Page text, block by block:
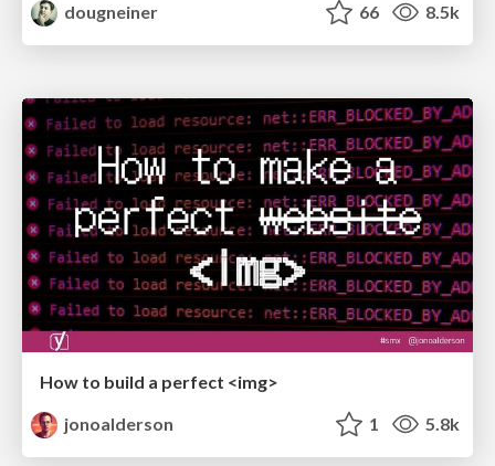
dougneiner
66 8.5k
How to build a perfect <img>
jonoalderson
1 5.8k